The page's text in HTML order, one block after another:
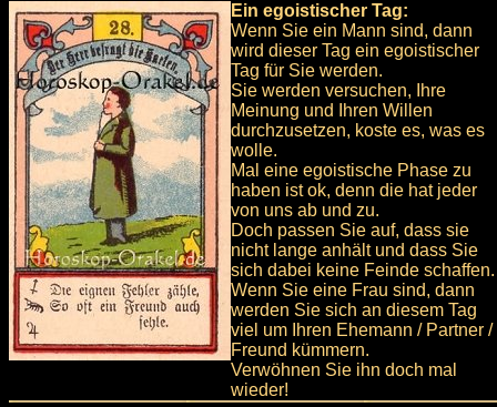
Ein egoistischer Tag:
Wenn Sie ein Mann sind, dann
wird dieser Tag ein egoistischer
Tag für Sie werden.
Sie werden versuchen, Ihre
Meinung und Ihren Willen
durchzusetzen, koste es, was es
wolle.
Mal eine egoistische Phase zu
haben ist ok, denn die hat jeder
von uns ab und zu.
Doch passen Sie auf, dass sie
nicht lange anhält und dass Sie
sich dabei keine Feinde schaffen.
Wenn Sie eine Frau sind, dann
werden Sie sich an diesem Tag
viel um Ihren Ehemann / Partner /
Freund kümmern.
Verwöhnen Sie ihn doch mal
wieder!